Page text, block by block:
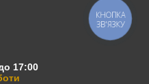
17:00
КНОПКА
ЗВ'ЯЗКУ